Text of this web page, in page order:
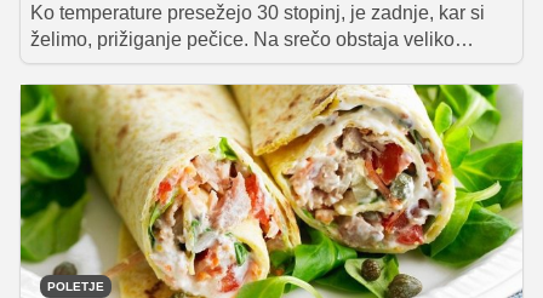
Ko temperature presežejo 30 stopinj, je zadnje, kar si
želimo, prižiganje pečice. Na srečo obstaja veliko
osvežilnih sladic brez peke, ki navdušijo s kremasto
teksturo in sadnimi okusi. Zbrali smo sedem receptov, ki
bodo poskrbeli za ohladitev in osvežitev tudi v najhujši
poletni vročini.
POLETJE